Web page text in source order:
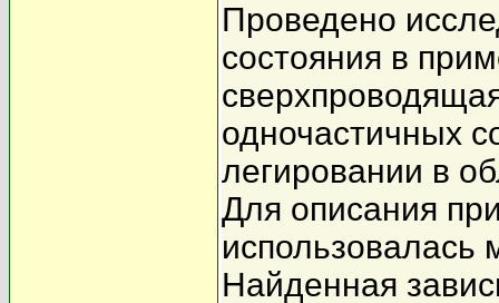
Проведено
состояния в
одночастичных
легировании в
Для описания
использовалась
Найденная